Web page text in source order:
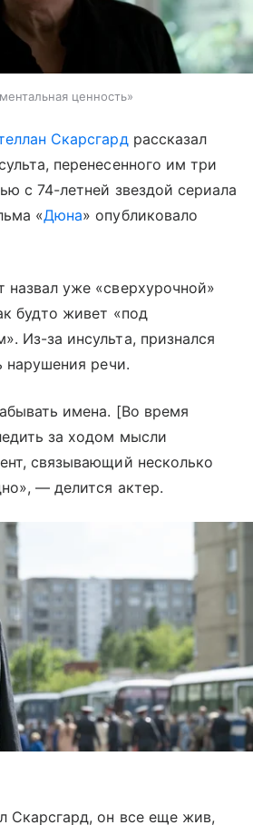
ценность»
Скарсгардрассказал
перенесенного им три
с 74-летней звездой сериала
«Дюна» опубликовало
уже «сверхурочной»
будто живет «под
Из-за инсульта, признался
нарушения речи.
имена. [Во время
за ходом мысли
связывающий несколько
— делится актер.
Скарсгард, он все еще жив,